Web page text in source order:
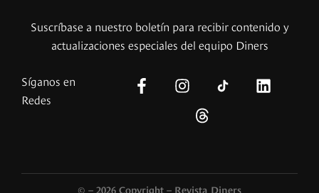
Suscríbase a nuestro boletín para recibir contenido y
actualizaciones especiales del equipo Diners
Síganos en
Redes
© – 2026 Copyright – Revista Diners